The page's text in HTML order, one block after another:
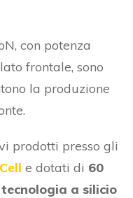
con potenza
frontale, sono
la produzione
prodotti presso gli
e dotati di 60
a silicio